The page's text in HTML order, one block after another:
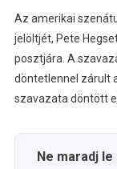
Az amerikai
jelöltjét, Pete
posztjára. A
döntetlennel zárult
szavazata döntött el.
Ne maradj